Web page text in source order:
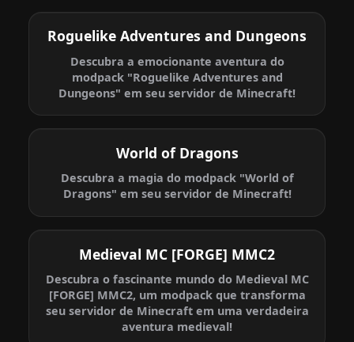
Roguelike Adventures and Dungeons
Descubra a emocionante aventura do
modpack "Roguelike Adventures and
Dungeons" em seu servidor de Minecraft!
World of Dragons
Descubra a magia do modpack "World of
Dragons" em seu servidor de Minecraft!
Medieval MC [FORGE] MMC2
Descubra o fascinante mundo do Medieval MC
[FORGE] MMC2, um modpack que transforma
seu servidor de Minecraft em uma verdadeira
aventura medieval!